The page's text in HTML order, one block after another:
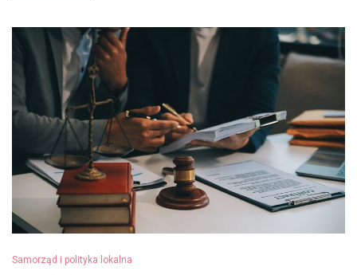
Samorząd i polityka lokalna